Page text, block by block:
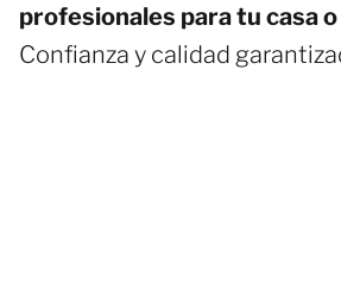
profesionales para tu casa
Confianza y calidad